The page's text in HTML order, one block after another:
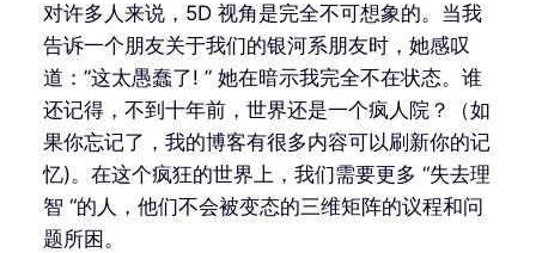
对许多人来说，5D 视角是完全不可想象的。当我
告诉一个朋友关于我们的银河系朋友时，她感叹
道：”这太愚蠢了! ” 她在暗示我完全不在状态。谁
还记得，不到十年前，世界还是一个疯人院？（如
果你忘记了，我的博客有很多内容可以刷新你的记
忆)。在这个疯狂的世界上，我们需要更多 “失去理
智 “的人，他们不会被变态的三维矩阵的议程和问
题所困。